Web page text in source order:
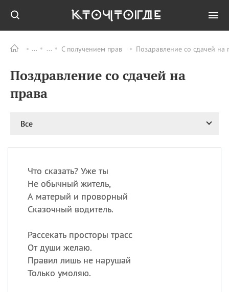
С получением прав Поздравление со сдачей на
Поздравление со сдачей на
права
Все
Что сказать? Уже ты
Не обычный житель,
А матерый и проворный
Сказочный водитель.
Рассекать просторы трасс
От души желаю.
Правил лишь не нарушай
Только умоляю.
ПРАЗДНИКИ Все
09.08 День памяти жертв
атомной
день
09.08